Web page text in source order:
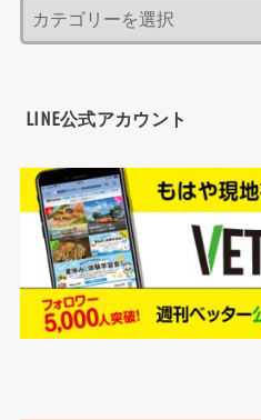
LINE公式アカウント